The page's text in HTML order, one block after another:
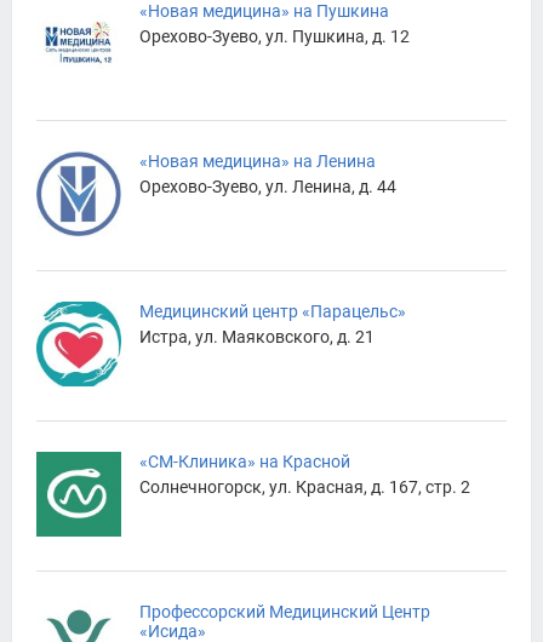
«Новая медицина» на Пушкина
Орехово-Зуево, ул. Пушкина, д. 12
«Новая медицина» на Ленина
Орехово-Зуево, ул. Ленина, д. 44
Медицинский центр «Парацельс»
Истра, ул. Маяковского, д. 21
«СМ-Клиника» на Красной
Солнечногорск, ул. Красная, д. 167, стр. 2
Профессорский Медицинский Центр
«Исида»